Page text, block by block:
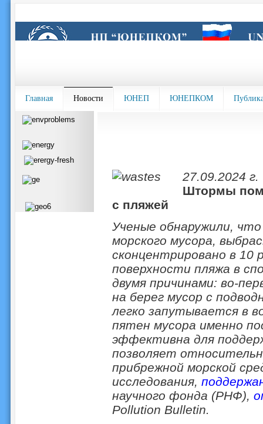
Главная Новости ЮНЕП ЮНЕПКОМ
27.09.2024 г.
Штормы
с пляжей
Ученые обнаружили,
морского мусора,
сконцентрировано в 10
поверхности пляжа в
двумя причинами: во-
на берег мусор с
легко запутывается в
пятен мусора именно
эффективна для
позволяет
прибрежной морской
исследования,
научного фонда (РНФ),
Pollution Bulletin.